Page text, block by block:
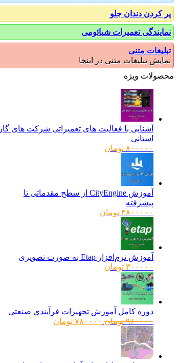
پر کردن دندان جلو
نمایندگی تعمیرات شیائومی
تبلیغات متنی
نمایش تبلیغات متنی در اینجا
محصولات ویژه
آشنایی با فعالیت های تعمیراتی شرکت های گاز
استانی
۸۰۰۰۰۰ تومان
آموزش CityEngine از سطح مقدماتی تا
پیشرفته
۳۸۰۰۰۰۰ تومان
آموزش نرم‌افزار Etap به صورت تصویری
۳۰۰۰۰۰ تومان
دوره کامل آموزش تجهیزات فرآیندی صنعتی
۹۶۰۰۰۰ تومان قیمت
۷۸۰۰۰۰ تومان